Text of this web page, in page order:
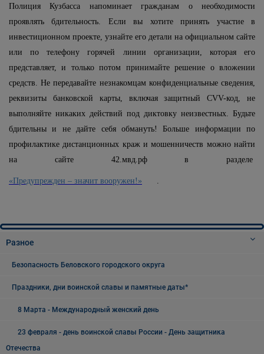
Полиция Кузбасса напоминает гражданам о необходимости
проявлять бдительность. Если вы хотите принять участие в
инвестиционном проекте, узнайте его детали на официальном сайте
или по телефону горячей линии организации, которая его
представляет, и только потом принимайте решение о вложении
средств. Не передавайте незнакомцам конфиденциальные сведения,
реквизиты банковской карты, включая защитный CVV-код, не
выполняйте никаких действий под диктовку неизвестных. Будьте
бдительны и не дайте себя обмануть! Больше информации по
профилактике дистанционных краж и мошенничеств можно найти
на сайте 42.мвд.рф в разделе
«Предупрежден – значит вооружен!» .
Разное
Безопасность Беловского городского округа
Праздники, дни воинской славы и памятные даты*
8 Марта - Международный женский день
23 февраля - день воинской славы России - День защитника
Отечества